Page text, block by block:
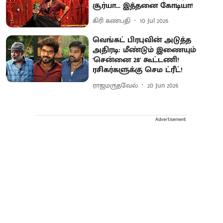
சூர்யா... இத்தனை கோடியா!
கிரி கணபதி 10 Jul 2026
வெங்கட் பிரபுவின் அடுத்த
அதிரடி: மீண்டும் இணையும்
'சென்னை 28' கூட்டணி!
ரசிகர்களுக்கு செம ட்ரீட்!
ராஜமருதவேல் 20 Jun 2026
Advertisement